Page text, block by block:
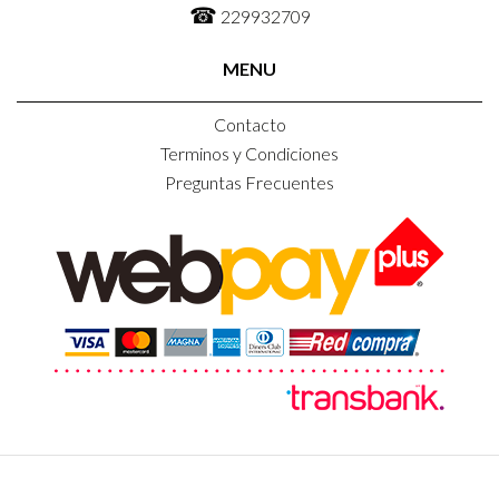
☎ 229932709
MENU
Contacto
Terminos y Condiciones
Preguntas Frecuentes